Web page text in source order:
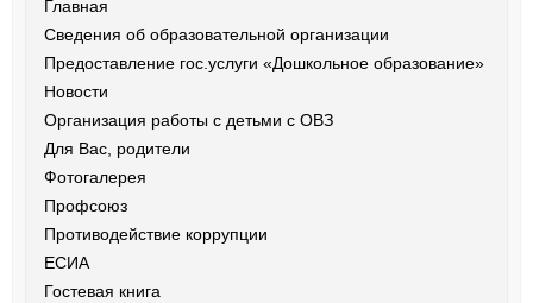
Главная
Сведения об образовательной организации
Предоставление гос.услуги «Дошкольное образование»
Новости
Организация работы с детьми с ОВЗ
Для Вас, родители
Фотогалерея
Профсоюз
Противодействие коррупции
ЕСИА
Гостевая книга